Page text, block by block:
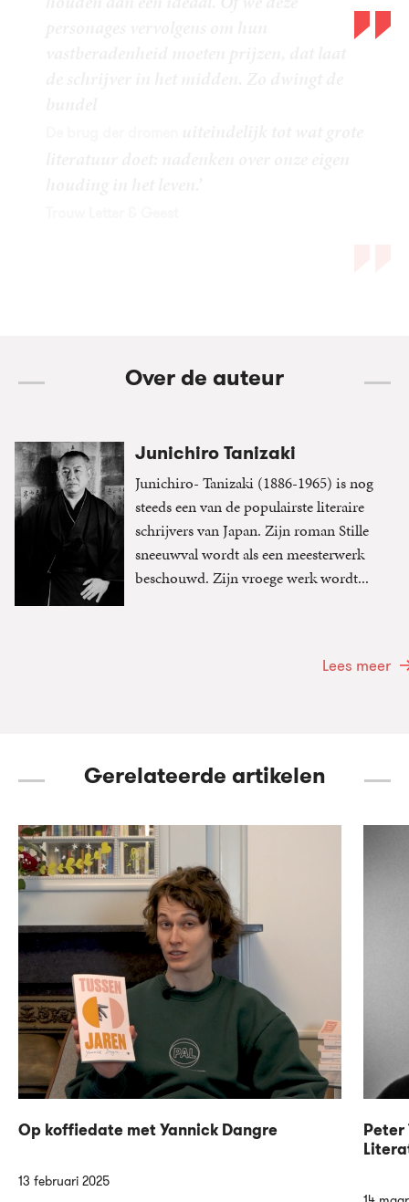
Over de auteur
Junichiro Tanizaki
Junichiro- Tanizaki (1886-1965) is nog
steeds een van de populairste literaire
schrijvers van Japan. Zijn roman Stille
sneeuwval wordt als een meesterwerk
beschouwd. Zijn vroege werk wordt...
Lees meer
Gerelateerde artikelen
13 februari 2025
Op koffiedate met Yannick Dangre
Peter